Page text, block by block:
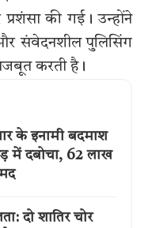
की गई। उन्होंने
संवेदनशील पुलिसिंग
करती है।
के इनामी बदमाश
में दबोचा, 62 लाख
दो शातिर चोर